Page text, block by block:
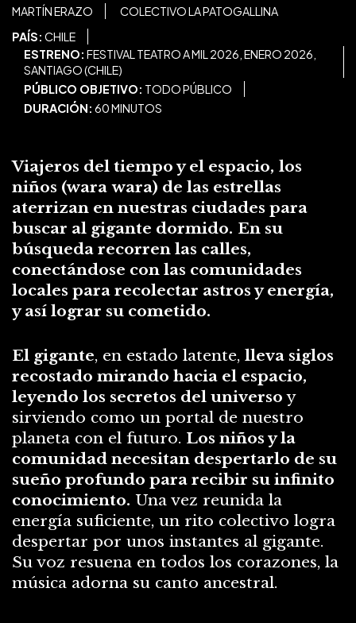
MARTÍN ERAZO
COLECTIVO LA PATOGALLINA
PAÍS: CHILE
ESTRENO: FESTIVAL TEATRO A MIL 2026, ENERO 2026,
SANTIAGO (CHILE)
PÚBLICO OBJETIVO: TODO PÚBLICO
DURACIÓN: 60 MINUTOS
Viajeros del tiempo y el espacio, los
niños (wara wara) de las estrellas
aterrizan en nuestras ciudades para
buscar al gigante dormido. En su
búsqueda recorren las calles,
conectándose con las comunidades
locales para recolectar astros y energía,
y así lograr su cometido.
El gigante, en estado latente, lleva siglos
recostado mirando hacia el espacio,
leyendo los secretos del universo y
sirviendo como un portal de nuestro
planeta con el futuro. Los niños y la
comunidad necesitan despertarlo de su
sueño profundo para recibir su infinito
conocimiento. Una vez reunida la
energía suficiente, un rito colectivo logra
despertar por unos instantes al gigante.
Su voz resuena en todos los corazones, la
música adorna su canto ancestral.